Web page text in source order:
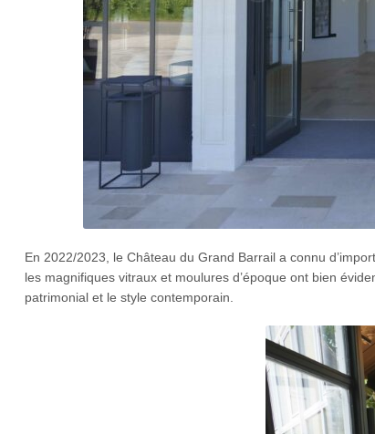
En 2022/2023, le Château du Grand Barrail a connu
les magnifiques vitraux et moulures d’époque ont bien
patrimonial et le style contemporain.